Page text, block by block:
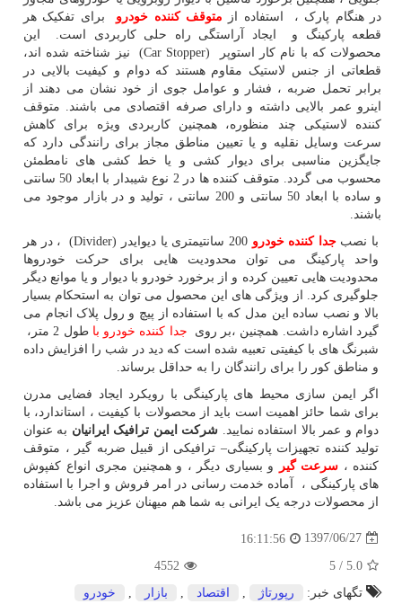
در هنگام پارک ، استفاده از متوقف کننده خودرو برای تفکیک هر
قطعه پارکینگ و ایجاد آراستگی راه حلی کاربردی است. این
محصولات که با نام کار استوپر
(Car Stopper)نیز شناخته شده اند،
قطعاتی از جنس لاستیک مقاوم هستند که دوام و کیفیت بالایی در
برابر تحمل ضربه ، فشار و عوامل جوی از خود نشان می دهند از
اینرو عمر بالایی داشته و دارای صرفه اقتصادی می باشند. متوقف
کننده لاستیکی چند منظوره، همچنین کاربردی ویژه برای کاهش
سرعت وسایل نقلیه و یا تعیین مناطق مجاز برای رانندگی دارد که
جایگزین مناسبی برای دیوار کشی و یا خط کشی های نامطمئن
محسوب می گردد. متوقف کننده ها در 2 نوع شیبدار با ابعاد 50 سانتی
و ساده با ابعاد 50 سانتی و 200 سانتی ، تولید و در بازار موجود می
باشند.
با نصبجدا کننده خودرو 200 سانتیمتری یا دیوایدر (Divider)، در هر
واحد پارکینگ می توان محدودیت هایی برای حرکت خودروها
محدودیت هایی تعیین کرده و از برخورد خودرو با دیوار و یا موانع دیگر
جلوگیری کرد. از ویژگی های این محصول می توان به استحکام بسیار
بالا و نصب ساده این مدل که با استفاده از پیچ و رول پلاک انجام می
گیرد اشاره داشت. همچنین ،بر روی جدا کننده خودرو با
طول 2 متر،
شبرنگ های با کیفیتی تعبیه شده است که دید در شب را افزایش داده
و مناطق کور را برای رانندگان را به حداقل برساند.
اگر ایمن سازی محیط های پارکینگی با رویکرد ایجاد فضایی مدرن
برای شما حائز اهمیت است باید از محصولات با کیفیت ، استاندارد، با
دوام و عمر بالا استفاده نمایید. شرکت ایمن ترافیک ایرانیان به عنوان
تولید کننده تجهیزات پارکینگی– ترافیکی از قبیل ضربه گیر ، متوقف
کننده ، سرعت گیر
و بسیاری دیگر ، و همچنین مجری انواع کفپوش
های پارکینگی ، آماده خدمت رسانی در امر فروش و اجرا با استفاده
از محصولات درجه یک ایرانی به شما هم میهنان عزیز می باشد.
1397/06/27
16:11:56
5.0
/
5
4552
تگهای خبر:
رپورتاژ اقتصاد بازار خودرو